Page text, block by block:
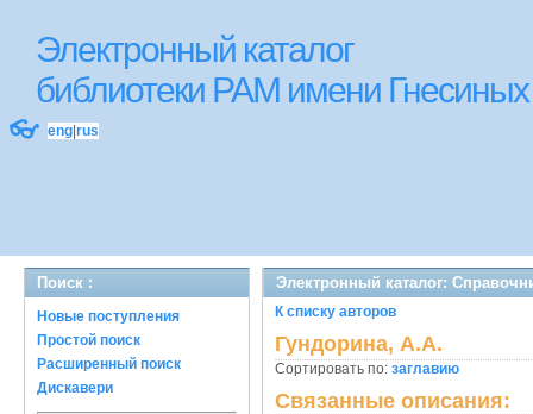
Электронный каталог
библиотеки РАМ имени Гнесиных
👓 eng rus
Поиск :
Новые поступления
Простой поиск
Расширенный поиск
Дискавери
Электронный каталог:
К списку авторов
Гундорина, А.А.
Сортировать по: заглавию
Связанные описания: